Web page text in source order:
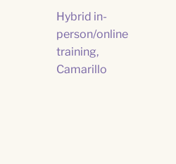
Hybrid in-
person/online
training,
Camarillo